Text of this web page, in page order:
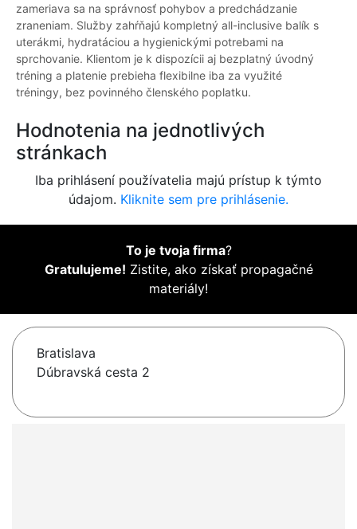
zameriava sa na správnosť pohybov a predchádzanie
zraneniam. Služby zahŕňajú kompletný all-inclusive balík s
uterákmi, hydratáciou a hygienickými potrebami na
sprchovanie. Klientom je k dispozícii aj bezplatný úvodný
tréning a platenie prebieha flexibilne iba za využité
tréningy, bez povinného členského poplatku.
Hodnotenia na jednotlivých
stránkach
Iba prihlásení používatelia majú prístup k týmto
údajom. Kliknite sem pre prihlásenie.
To je tvoja firma?
Gratulujeme! Zistite, ako získať propagačné
materiály!
Bratislava
Dúbravská cesta 2